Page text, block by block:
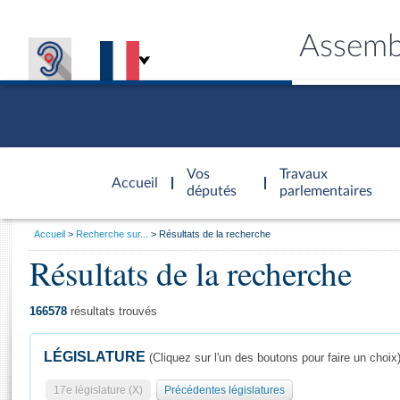
Accueil
d'accueil
Vos
députés
Travaux
parlementaires
Général
Vous
Accueil Recherche sur... Résultats de la recherche
Résultats de la recherche
166578 résultats trouvés
LÉGISLATURE (Cliquez sur l'un des boutons pour faire un choix)
17e législature (X) Précédentes législatures